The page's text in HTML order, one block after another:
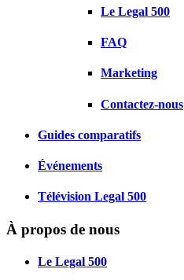
Le Legal 500
FAQ
Marketing
Contactez-nous
Guides comparatifs
Événements
Télévision Legal 500
À propos de nous
Le Legal 500